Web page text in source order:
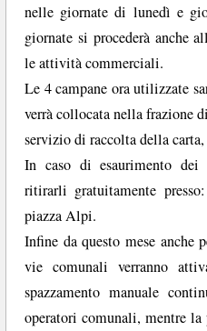
nelle giornate di lunedì e
giornate si procederà anche
le attività commerciali.
Le 4 campane ora utilizzate
verrà collocata nella frazione
servizio di raccolta della
In caso di esaurimento
ritirarli gratuitamente
piazza Alpi.
Infine da questo mese
vie comunali verranno
spazzamento manuale
operatori comunali, mentre